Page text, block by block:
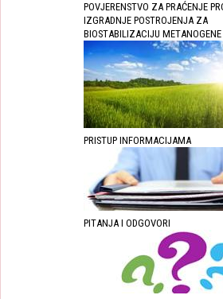
POVJERENSTVO ZA PRAĆENJE
IZGRADNJE POSTROJENJA ZA
BIOSTABILIZACIJU
PRISTUP INFORMACIJAMA
PITANJA I ODGOVORI